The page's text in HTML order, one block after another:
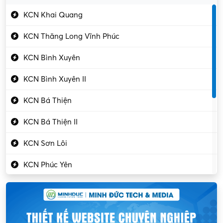
Kỹ sư điện
Kỹ thuật cao
Kỹ thuật mạng – IT
Làm bán thời gian
Lao động phổ thông
Lập trình – Phát triển
Luật – Công chứng
Marketing – PR
Mỹ phẩm – Trang sức
KCN Khai Quang
KCN Thăng Long Vĩnh Phúc
KCN Bình Xuyên
KCN Bình Xuyên II
KCN Bá Thiện
KCN Bá Thiện II
KCN Sơn Lôi
KCN Phúc Yên
KCN Chấn Hưng